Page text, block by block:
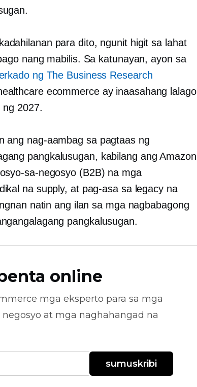
para dito, ngunit higit sa lahat
nang mabilis. Sa katunayan, ayon sa
ng The Business Research
ecommerce ay inaasahang lalago
ng 2027.
ang nag-aambag sa pagtaas ng
pangkalusugan, kabilang ang Amazon
sa-negosyo (B2B) na mga
na supply, at pag-asa sa legacy na
natin ang ilan sa mga nagbabagong
pangkalusugan.
online
mga eksperto para sa mga
at mga naghahangad na
sumuskribi